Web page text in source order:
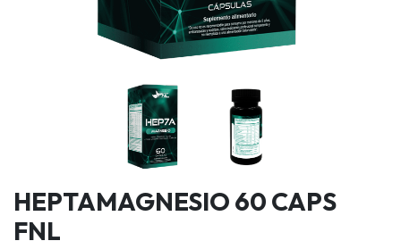
HEPTAMAGNESIO 60 CAPS
FNL